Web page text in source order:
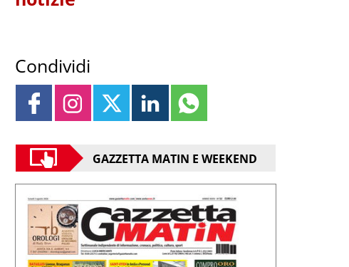
Condividi
GAZZETTA MATIN E WEEKEND